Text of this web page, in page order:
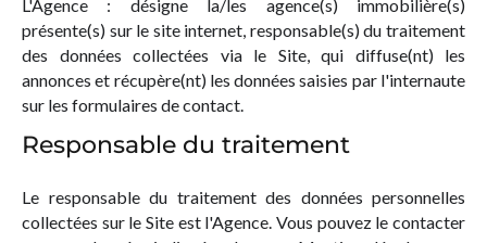
L'Agence : désigne la/les agence(s) immobilière(s)
présente(s) sur le site internet, responsable(s) du traitement
des données collectées via le Site, qui diffuse(nt) les
annonces et récupère(nt) les données saisies par l'internaute
sur les formulaires de contact.
Responsable du traitement
Le responsable du traitement des données personnelles
collectées sur le Site est l'Agence. Vous pouvez le contacter